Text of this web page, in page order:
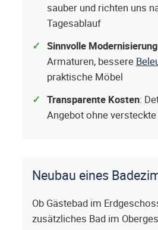
sauber und richten uns
Tagesablauf
Sinnvolle Modernisierung
Armaturen, bessere
praktische Möbel
Transparente Kosten:
Angebot ohne
Neubau eines
Ob Gästebad im
zusätzliches Bad im